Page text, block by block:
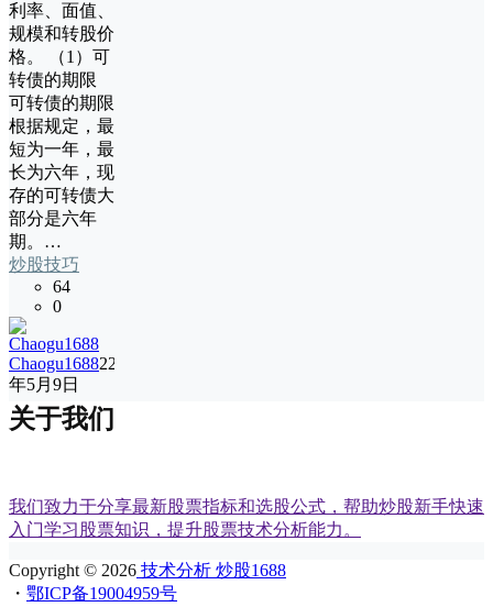
利率、面值、
规模和转股价
格。 （1）可
转债的期限
可转债的期限
根据规定，最
短为一年，最
长为六年，现
存的可转债大
部分是六年
期。…
炒股技巧
64
0
Chaogu168822
年5月9日
关于我们
我们致力于分享最新股票指标和选股公式，帮助炒股新手快速
入门学习股票知识，提升股票技术分析能力。
Copyright © 2026 技术分析 炒股1688
・ 鄂ICP备19004959号